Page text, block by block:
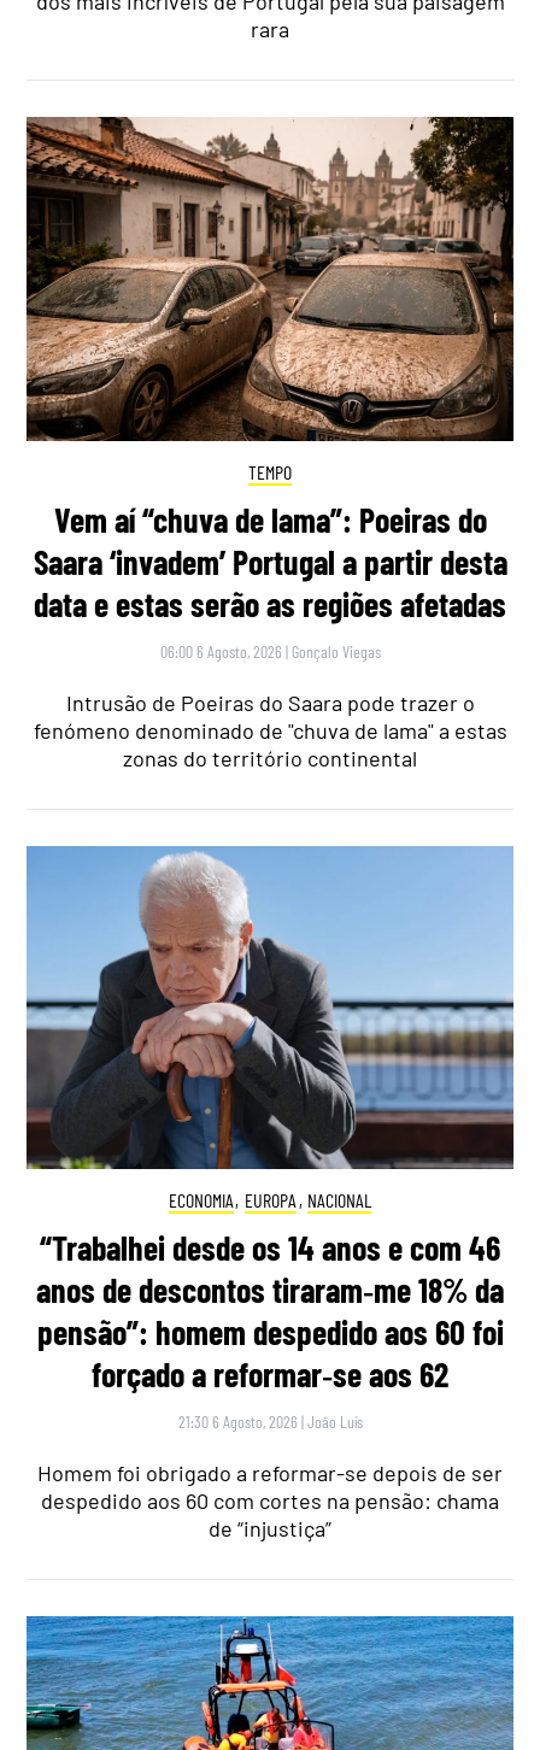
rara
TEMPO
Vem aí “chuva de lama”: Poeiras do
Saara ‘invadem’ Portugal a partir desta
data e estas serão as regiões afetadas
06:00 6 Agosto, 2026 | Gonçalo Viegas
Intrusão de Poeiras do Saara pode trazer o
fenómeno denominado de "chuva de lama" a estas
zonas do território continental
ECONOMIA, EUROPA , NACIONAL
“Trabalhei desde os 14 anos e com 46
anos de descontos tiraram‑me 18% da
pensão”: homem despedido aos 60 foi
forçado a reformar‑se aos 62
21:30 6 Agosto, 2026 |João Luís
Homem foi obrigado a reformar-se depois de ser
despedido aos 60 com cortes na pensão: chama
de “injustiça”